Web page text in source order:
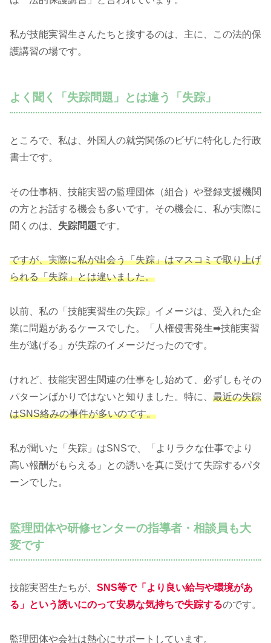
私が技能実習生さんたちと接するのは、主に、この法的保
護講習の場です。
よく聞く「失踪問題」とは違う「失踪」
ところで、私は、外国人の就労関係のビザに特化した行政
書士です。
その仕事柄、技能実習の監理団体（組合）や登録支援機関
の方とお話する機会も多いです。その機会に、私が実際に
聞くのは、 失踪問題です。
ですが、実際に私が出会う「失踪」はマスコミで取り上げ
られる「失踪」とは違いました。
以前、私の「技能実習生の失踪」イメージは、受入れた企
業に問題があるケースでした。「人権侵害発生➡技能実習
生が逃げる」が失踪のイメージだったのです。
けれど、技能実習生関連の仕事をし始めて、必ずしもその
パターンばかりではないと知りました。特に、 最近の失踪
はSNS絡みの事件が多いのです。
私が聞いた「失踪」はSNSで、「よりラクな仕事でより
高い報酬がもらえる」との誘いを真に受けて失踪するパタ
ーンでした。
監理団体や研修センターの指導者・相談員も大
変です
技能実習生たちが、 SNS等で「より良い給与や環境があ
る」という誘いにのって安易な気持ちで失踪するのです。
監理団体や会社は熱心にサポートしています。